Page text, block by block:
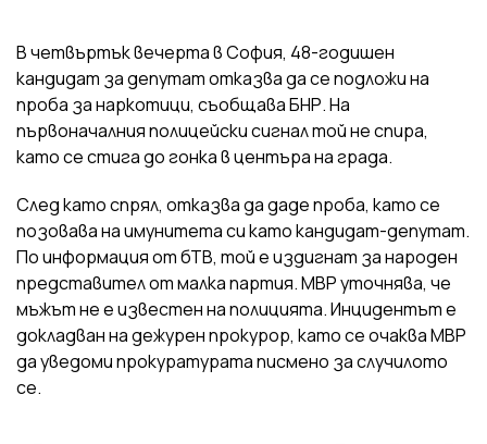
В четвъртък вечерта в София, 48-годишен
кандидат за депутат отказва да се подложи на
проба за наркотици, съобщава БНР. На
първоначалния полицейски сигнал той не спира,
като се стига до гонка в центъра на града.
След като спрял, отказва да даде проба, като се
позовава на имунитета си като кандидат-депутат.
По информация от бТВ, той е издигнат за народен
представител от малка партия. МВР уточнява, че
мъжът не е известен на полицията. Инцидентът е
докладван на дежурен прокурор, като се очаква МВР
да уведоми прокуратурата писмено за случилото
се.